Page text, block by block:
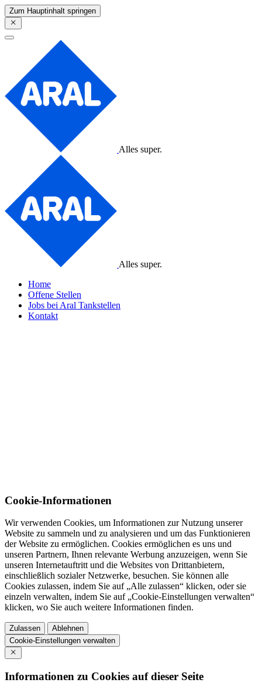
Zum Hauptinhalt springen
Alles super.
Alles super.
Home
Offene Stellen
Jobs bei Aral Tankstellen
Kontakt
Cookie-Informationen
Wir verwenden Cookies, um Informationen zur Nutzung unserer
Website zu sammeln und zu analysieren und um das Funktionieren
der Website zu ermöglichen. Cookies ermöglichen es uns und
unseren Partnern, Ihnen relevante Werbung anzuzeigen, wenn Sie
unseren Internetauftritt und die Websites von Drittanbietern,
einschließlich sozialer Netzwerke, besuchen. Sie können alle
Cookies zulassen, indem Sie auf „Alle zulassen“ klicken, oder sie
einzeln verwalten, indem Sie auf „Cookie-Einstellungen verwalten“
klicken, wo Sie auch weitere Informationen finden.
Zulassen
Ablehnen
Cookie-Einstellungen verwalten
Informationen zu Cookies auf dieser Seite